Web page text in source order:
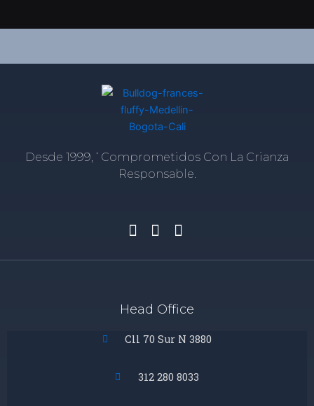
Desde 1999, ‘ Comprometidos Con La Crianza
Responsable.
Head Office
Cll 70 Sur N 3880
312 280 8033